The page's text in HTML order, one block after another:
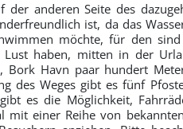
anderen Seite des
ist, da das
möchte, für den
haben, mitten in der
Havn paar hundert
des Weges gibt es fünf
es die Möglichkeit,
einer Reihe von